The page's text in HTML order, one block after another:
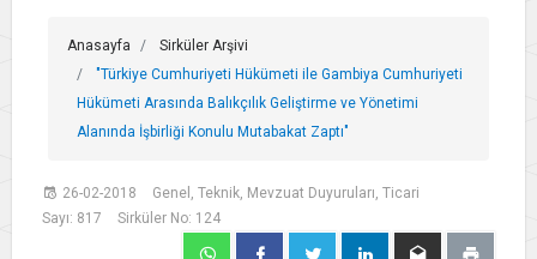
Anasayfa
Sirküler Arşivi
"Türkiye Cumhuriyeti Hükümeti ile Gambiya Cumhuriyeti
Hükümeti Arasında Balıkçılık Geliştirme ve Yönetimi
Alanında İşbirliği Konulu Mutabakat Zaptı"
26-02-2018
Genel, Teknik, Mevzuat Duyuruları, Ticari
Sayı: 817
Sirküler No: 124